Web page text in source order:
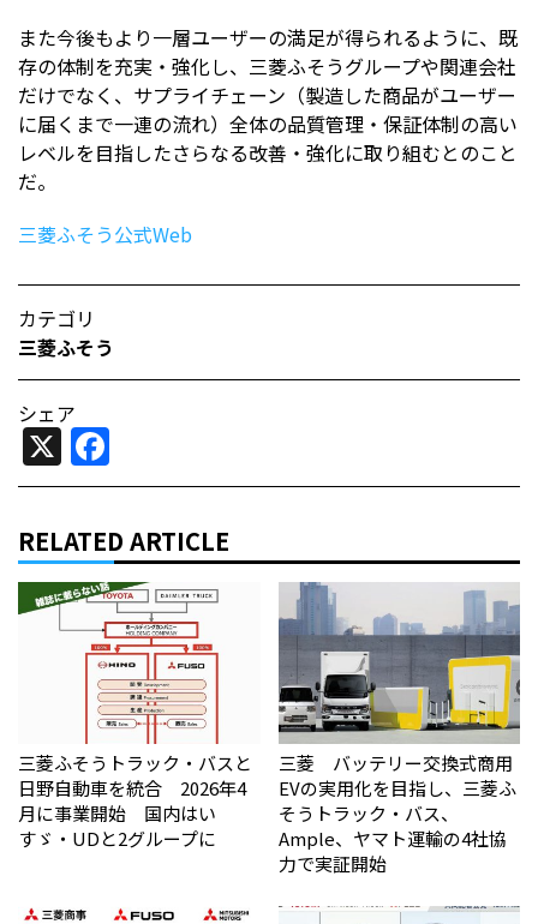
また今後もより一層ユーザーの満足が得られるように、既
存の体制を充実・強化し、三菱ふそうグループや関連会社
だけでなく、サプライチェーン（製造した商品がユーザー
に届くまで一連の流れ）全体の品質管理・保証体制の高い
レベルを目指したさらなる改善・強化に取り組むとのこと
だ。
三菱ふそう公式Web
カテゴリ
三菱ふそう
シェア
X
RELATED ARTICLE
三菱ふそうトラック・バスと
日野自動車を統合 2026年4
月に事業開始 国内はい
すゞ・UDと2グループに
三菱 バッテリー交換式商用
EVの実用化を目指し、三菱ふ
そうトラック・バス、
Ample、ヤマト運輸の4社協
力で実証開始